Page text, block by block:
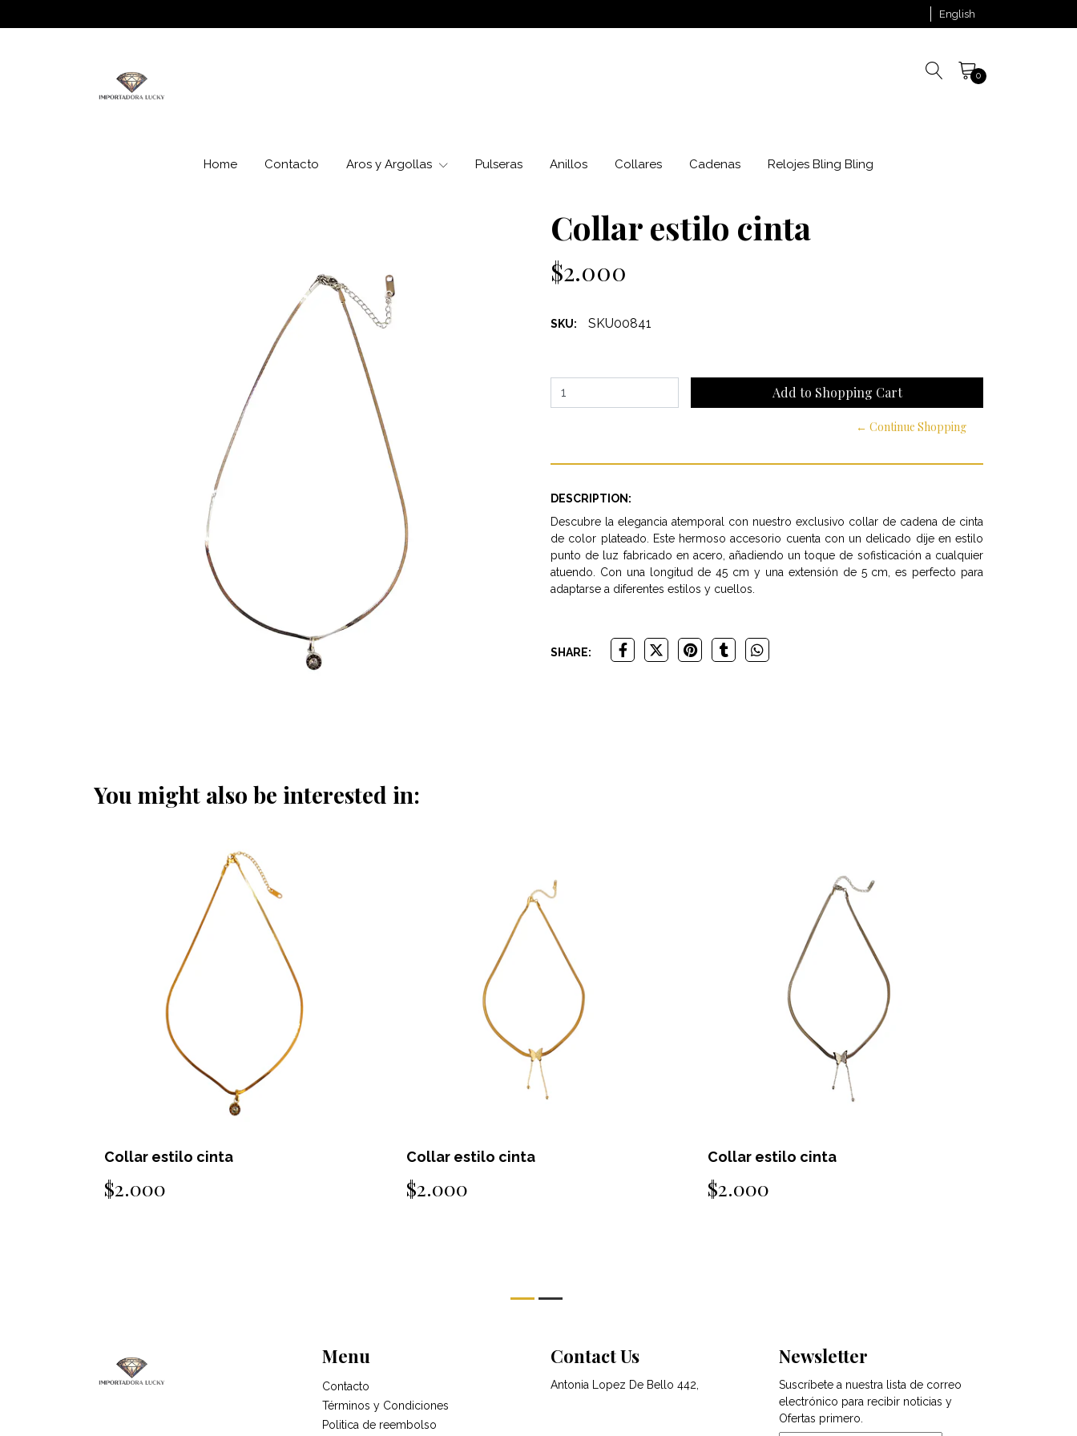
English
0
Home Contacto Aros y Argollas Pulseras Anillos Collares Cadenas Relojes Bling Bling
Collar estilo cinta
$2.000
SKU: SKU00841
← Continue Shopping
DESCRIPTION:
Descubre la elegancia atemporal con nuestro exclusivo collar de cadena de cinta
de color plateado. Este hermoso accesorio cuenta con un delicado dije en estilo
punto de luz fabricado en acero, añadiendo un toque de sofisticación a cualquier
atuendo. Con una longitud de 45 cm y una extensión de 5 cm, es perfecto para
adaptarse a diferentes estilos y cuellos.
SHARE:
You might also be interested in:
Collar estilo cinta
$2.000
Collar estilo cinta
$2.000
Collar estilo cinta
$2.000
Menu
Contacto
Términos y Condiciones
Politica de reembolso
Contact Us
Antonia Lopez De Bello 442,
Newsletter
Suscríbete a nuestra lista de correo
electrónico para recibir noticias y
Ofertas primero.